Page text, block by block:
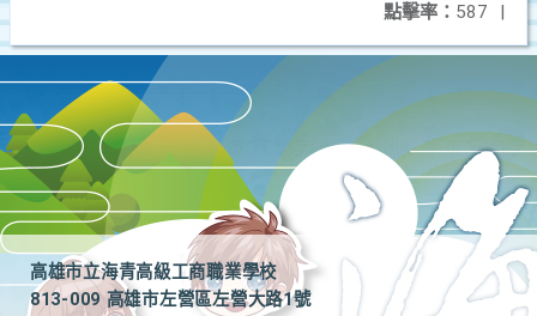
點擊率： 587 |
高雄市立海青高級工商職業學校
813-009 高雄市左營區左營大路1號